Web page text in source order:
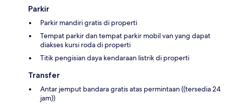
Parkir
Parkir mandiri gratis di properti
Tempat parkir dan tempat parkir mobil van yang dapat
diakses kursi roda di properti
Titik pengisian daya kendaraan listrik di properti
Transfer
Antar jemput bandara gratis atas permintaan ((tersedia 24
jam))